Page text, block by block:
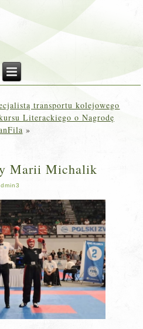
transportu kolejowego
Literackiego o Nagrodę
»
Marii Michalik